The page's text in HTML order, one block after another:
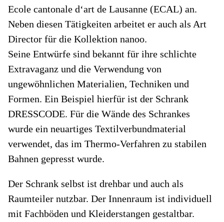
Ecole cantonale d‘art de Lausanne (ECAL) an.
Neben diesen Tätigkeiten arbeitet er auch als Art
Director für die Kollektion nanoo.
Seine Entwürfe sind bekannt für ihre schlichte
Extravaganz und die Verwendung von
ungewöhnlichen Materialien, Techniken und
Formen. Ein Beispiel hierfür ist der Schrank
DRESSCODE. Für die Wände des Schrankes
wurde ein neuartiges Textilverbundmaterial
verwendet, das im Thermo-Verfahren zu stabilen
Bahnen gepresst wurde.
Der Schrank selbst ist drehbar und auch als
Raumteiler nutzbar. Der Innenraum ist individuell
mit Fachböden und Kleiderstangen gestaltbar.